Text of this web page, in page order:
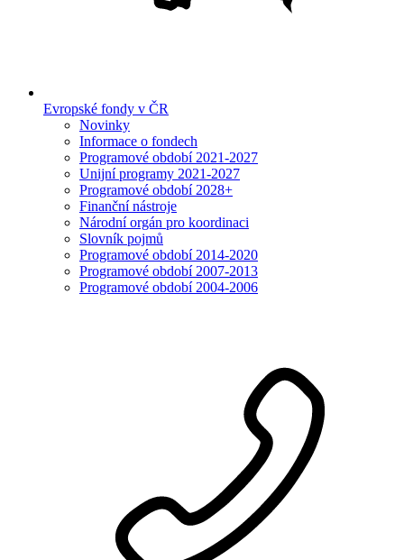
Evropské fondy v ČR
Novinky
Informace o fondech
Programové období 2021-2027
Unijní programy 2021-2027
Programové období 2028+
Finanční nástroje
Národní orgán pro koordinaci
Slovník pojmů
Programové období 2014-2020
Programové období 2007-2013
Programové období 2004-2006